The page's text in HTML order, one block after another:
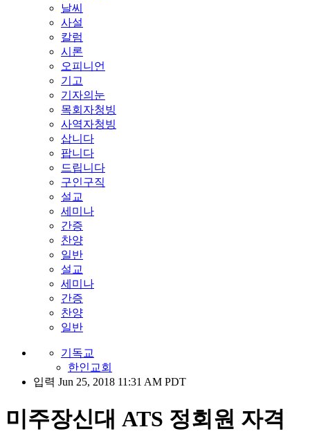
날씨
사설
칼럼
시론
오피니언
기고
기자의눈
목회자청빙
사역자청빙
삽니다
팝니다
드립니다
구인구직
설교
세미나
간증
찬양
일반
설교
세미나
간증
찬양
일반
기독교
한인교회
입력 Jun 25, 2018 11:31 AM PDT
미주장신대 ATS 정회원 자격